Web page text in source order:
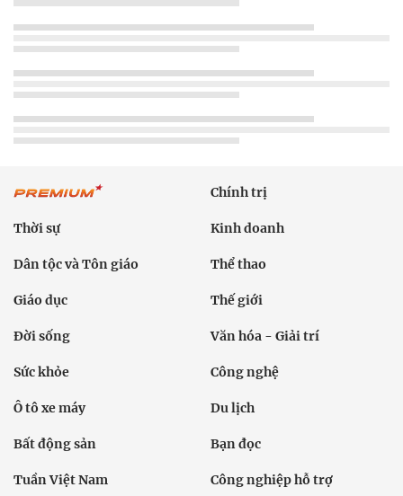
Chính trị
Thời sự Kinh doanh
Dân tộc và Tôn giáo Thể thao
Giáo dục Thế giới
Đời sống Văn hóa - Giải trí
Sức khỏe Công nghệ
Ô tô xe máy Du lịch
Bất động sản Bạn đọc
Tuần Việt Nam Công nghiệp hỗ trợ